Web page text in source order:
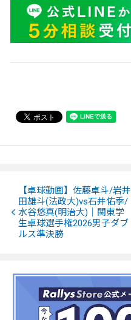
【卓球動画】佐藤卓斗/岩井
田雄斗(法政大)vs石井佑季/
水谷悠真(明治大)｜関東学
生卓球選手権2026男子ダブ
ルス準決勝